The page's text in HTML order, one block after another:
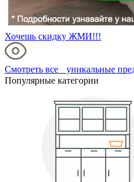
Хочешь скидку ЖМИ!!!
Смотреть все уникальные
Популярные категории